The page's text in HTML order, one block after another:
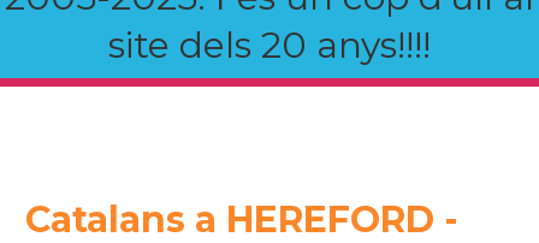
site dels 20 anys!!!!
Catalans a HEREFORD -